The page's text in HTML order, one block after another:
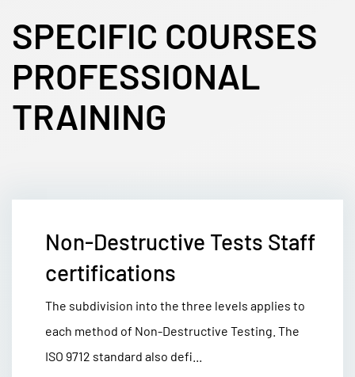
SPECIFIC COURSES
PROFESSIONAL
TRAINING
Non-Destructive Tests Staff
certifications
The subdivision into the three levels applies to
each method of Non-Destructive Testing. The
ISO 9712 standard also defi...